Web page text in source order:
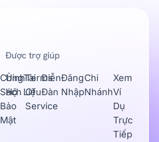
Chính
Sách
Bảo
Mật
Terms
Of
Service
Được trợ giúp
Ủng
Hộ
Tài
Liệu
Diễn
Đàn
Đăng
Nhập
Chi
Nhánh
Xem
Ví
Dụ
Trực
Tiếp